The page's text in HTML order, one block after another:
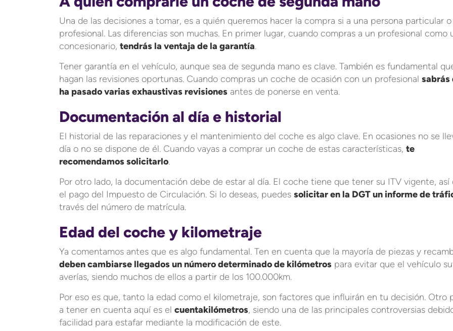
Una de las decisiones a tomar, es a quién queremos hacer la compra si a una persona particular
profesional. Las diferencias son muchas. En primer lugar, cuando compras a un profesional como
concesionario, tendrás la ventaja de la garantía.
Tener garantía en el vehículo, aunque sea de segunda mano es clave. También es fundamental
hagan las revisiones oportunas. Cuando compras un coche de ocasión con un profesional sabrás
ha pasado varias exhaustivas revisiones antes de ponerse en venta.
Documentación al día e historial
El historial de las reparaciones y el mantenimiento del coche es algo clave. En ocasiones no se
día o no se dispone de él. Cuando vayas a comprar un coche de estas características, te
recomendamos solicitarlo.
Por otro lado, la documentación debe de estar al día. El coche tiene que tener su ITV vigente, así
el pago del Impuesto de Circulación. Si lo deseas, puedes solicitar en la DGT un informe de
través del número de matrícula.
Edad del coche y kilometraje
Ya comentamos antes que es algo fundamental. Ten en cuenta que la mayoría de piezas y
deben cambiarse llegados un número determinado de kilómetros para evitar que el vehículo
averías, siendo muchos de ellos a partir de los 100.000km.
Por eso es que, tanto la edad como el kilometraje, son factores que influirán en tu decisión. Otro
a tener en cuenta aquí es el cuentakilómetros, siendo una de las principales controversias
facilidad para estafar mediante la modificación de este.